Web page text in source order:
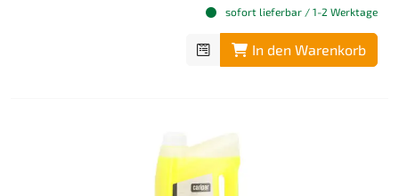
sofort lieferbar / 1-2 Werktage
In den Warenkorb